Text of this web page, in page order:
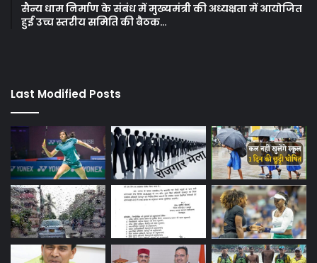
सैन्य धाम निर्माण के संबंध में मुख्यमंत्री की अध्यक्षता में आयोजित
हुई उच्च स्तरीय समिति की बैठक…
Last Modified Posts